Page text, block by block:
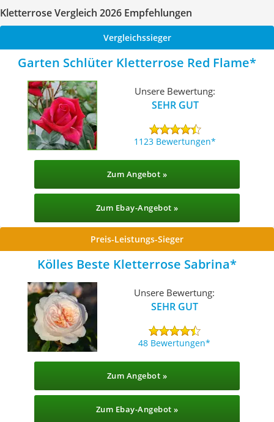
Kletterrose Vergleich 2026 Empfehlungen
Vergleichssieger
Garten Schlüter Kletterrose Red Flame
Unsere Bewertung:
SEHR GUT
1123 Bewertungen
Zum Angebot »
Zum Ebay-Angebot »
Preis-Leistungs-Sieger
Kölles Beste Kletterrose Sabrina
Unsere Bewertung:
SEHR GUT
48 Bewertungen
Zum Angebot »
Zum Ebay-Angebot »